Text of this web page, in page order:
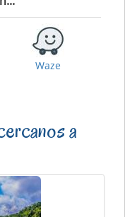
Waze
a